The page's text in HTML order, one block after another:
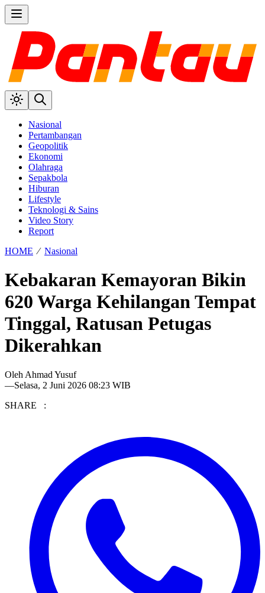
Nasional
Pertambangan
Geopolitik
Ekonomi
Olahraga
Sepakbola
Hiburan
Lifestyle
Teknologi & Sains
Video Story
Report
HOME ⁄ Nasional
Kebakaran Kemayoran Bikin
620 Warga Kehilangan Tempat
Tinggal, Ratusan Petugas
Dikerahkan
Oleh Ahmad Yusuf
—Selasa, 2 Juni 2026 08:23 WIB
SHARE :